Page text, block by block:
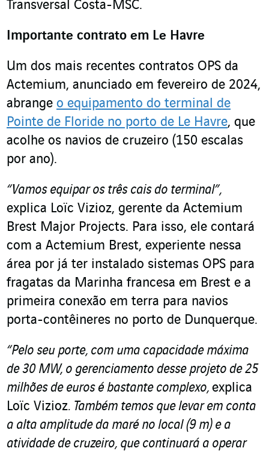
Transversal Costa-MSC.
Importante contrato em Le Havre
Um dos mais recentes contratos OPS da
Actemium, anunciado em fevereiro de 2024,
abrange o equipamento do terminal de
Pointe de Floride no porto de Le Havre, que
acolhe os navios de cruzeiro (150 escalas
por ano).
“Vamos equipar os três cais do terminal”,
explica Loïc Vizioz, gerente da Actemium
Brest Major Projects. Para isso, ele contará
com a Actemium Brest, experiente nessa
área por já ter instalado sistemas OPS para
fragatas da Marinha francesa em Brest e a
primeira conexão em terra para navios
porta-contêineres no porto de Dunquerque.
“Pelo seu porte, com uma capacidade máxima
de 30 MW, o gerenciamento desse projeto de 25
milhões de euros é bastante complexo, explica
Loïc Vizioz. Também temos que levar em conta
a alta amplitude da maré no local (9 m) e a
atividade de cruzeiro, que continuará a operar